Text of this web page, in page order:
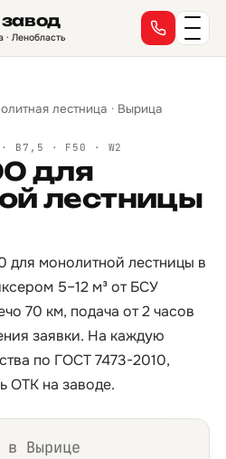
· Ленобласть
лестница · Вырица
B7,5 · F50 · W2
для
лестницы
для монолитной лестницы в
5–12 м³ от БСУ
70 км, подача от 2 часов
заявки. На каждую
по ГОСТ 7473-2010,
ОТК на заводе.
в Вырице